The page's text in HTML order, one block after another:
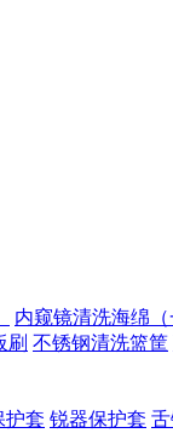
内窥镜清洗海绵
刷 不锈钢清洗篮筐
护套 锐器保护套